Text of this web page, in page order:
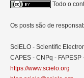
Todo o
Os posts são de
SciELO - Scientific
CAPES - CNPq -
https://www.scielo.org